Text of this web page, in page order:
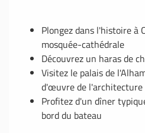
Plongez dans l'histoire à
mosquée-cathédrale
Découvrez un haras de
Visitez le palais de
d'œuvre de l'architecture
Profitez d'un dîner
bord du bateau